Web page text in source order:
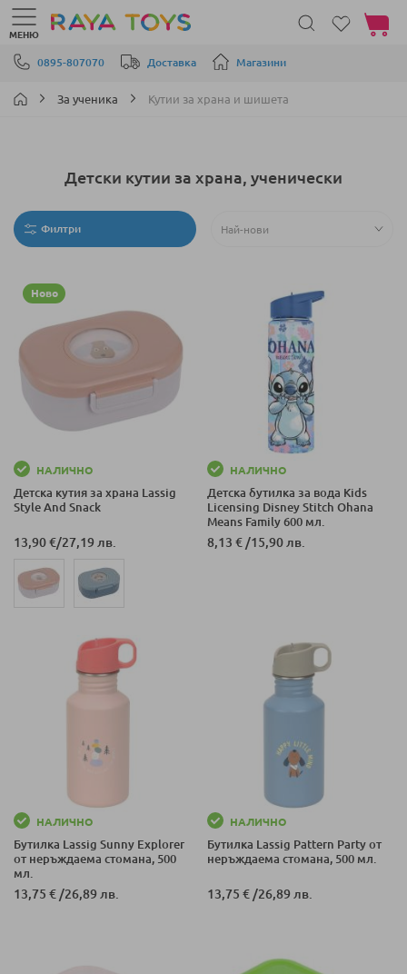
Прескачане към съдържанието
0895-807070 Доставка Магазини
МЕНЮ
Моята
За ученика Кутии за храна и шишета
Детски кутии за храна, ученически
Филтри
Ново
НАЛИЧНО
Детска кутия за храна Lassig
Style And Snack
13,90 €/27,19 лв.
НАЛИЧНО
Детска бутилка за вода Kids
Licensing Disney Stitch Ohana
Means Family 600 мл.
8,13 € /15,90 лв.
НАЛИЧНО
Бутилка Lassig Sunny Explorer
от неръждаема стомана, 500
мл.
13,75 € /26,89 лв.
НАЛИЧНО
Бутилка Lassig Pattern Party от
неръждаема стомана, 500 мл.
13,75 € /26,89 лв.